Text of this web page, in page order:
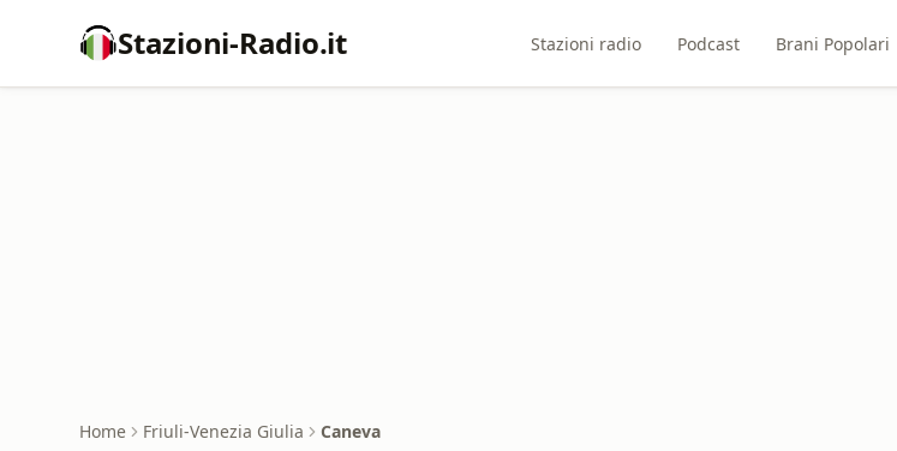
Stazioni-Radio.it Stazioni radio Podcast Brani Popolari
Home Friuli-Venezia Giulia Caneva